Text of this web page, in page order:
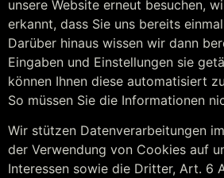
unsere Website erneut besuchen,
erkannt, dass Sie uns bereits
Darüber hinaus wissen wir dann
Eingaben und Einstellungen sie
können Ihnen diese automatisiert
So müssen Sie die Informationen
Wir stützen Datenverarbeitungen
der Verwendung von Cookies auf
Interessen sowie die Dritter, Art. 6